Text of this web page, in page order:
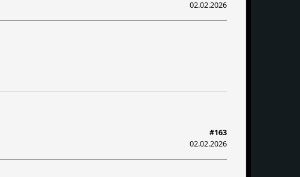
02.02.2026
#163
02.02.2026